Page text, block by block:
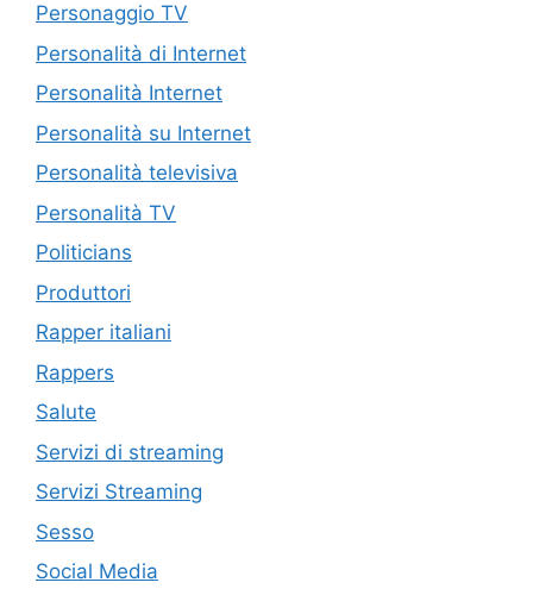
Personaggio TV
Personalità di Internet
Personalità Internet
Personalità su Internet
Personalità televisiva
Personalità TV
Politicians
Produttori
Rapper italiani
Rappers
Salute
Servizi di streaming
Servizi Streaming
Sesso
Social Media